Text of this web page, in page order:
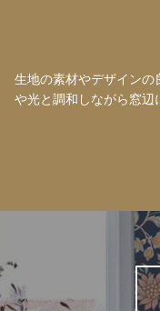
生地の素材やデザイン
や光と調和しながら窓辺